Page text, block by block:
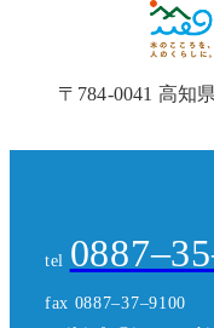
〒784-0041 高知
tel
fax 0887–37–9100